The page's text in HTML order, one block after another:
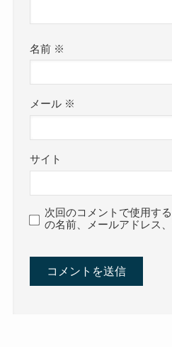
名前 ※
メール ※
サイト
次回のコメントで使用す
の名前、メールアドレス